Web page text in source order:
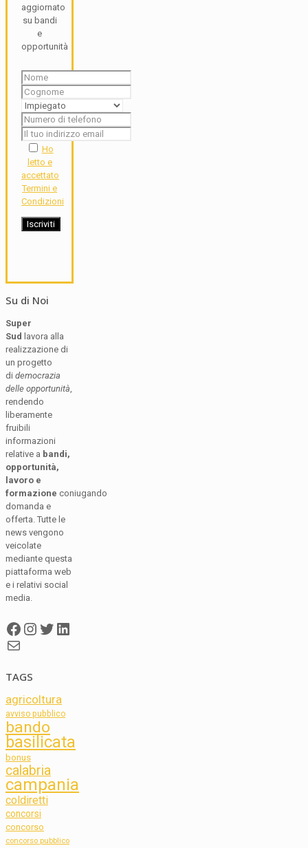
aggiornato
su bandi
e
opportunità
Ho
letto e
accettato
Termini e
Condizioni
Su di Noi
Super
Sud lavora alla
realizzazione di
un progetto
di democrazia
delle opportunità
rendendo
liberamente
fruibili
informazioni
relative a bandi,
opportunità,
lavoro e
formazione coniugando
domanda e
offerta. Tutte le
news vengono
veicolate
mediante questa
piattaforma web
e i relativi social
media.
Facebook
Instagram
Twitter
LinkedIn
Mail
TAGS
agricoltura
avviso pubblico
bando
basilicata
bonus
calabria
campania
coldiretti
concorsi
concorso
concorso pubblico